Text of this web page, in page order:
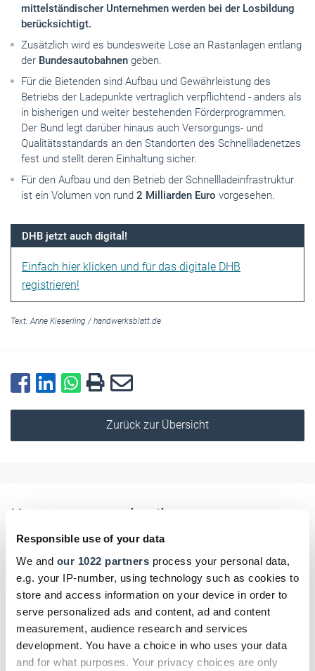
Responsible use of your data
We and our 1022 partners process your personal data,
e.g. your IP-number, using technology such as cookies to
store and access information on your device in order to
serve personalized ads and content, ad and content
measurement, audience research and services
development. You have a choice in who uses your data
and for what purposes. Your privacy choices are only
mittelständischer Unternehmen werden bei der Losbildung
berücksichtigt.
Zusätzlich wird es bundesweite Lose an Rastanlagen entlang
der Bundesautobahnen geben.
Für die Bietenden sind Aufbau und Gewährleistung des
Betriebs der Ladepunkte vertraglich verpflichtend - anders als
in bisherigen und weiter bestehenden Förderprogrammen.
Der Bund legt darüber hinaus auch Versorgungs- und
Qualitätsstandards an den Standorten des Schnellladenetzes
fest und stellt deren Einhaltung sicher.
Für den Aufbau und den Betrieb der Schnellladeinfrastruktur
ist ein Volumen von rund 2 Milliarden Euro vorgesehen.
DHB jetzt auch digital!
Einfach hier klicken und für das digitale DHB
registrieren!
Text: Anne Kieserling / handwerksblatt.de
Zurück zur Übersicht
Kommentar schreiben
Name
E-Mail